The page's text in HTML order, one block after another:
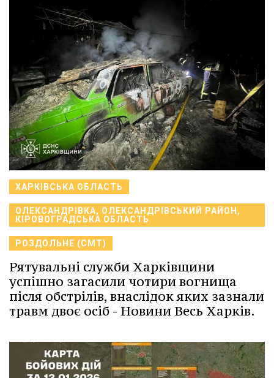
ХАРКІВСЬКА ОБЛАСТЬ
ОЛЕКСАНДРІВКА, ОЛЕКСАНДРІВСЬКИЙ РАЙОН,
КІРОВОГРАДСЬКА ОБЛАСТЬ
РОЗДОЛЬНЕ (СМТ)
Рятувальні служби Харківщини
успішно загасили чотири вогнища
після обстрілів, внаслідок яких зазнали
травм двоє осіб - Новини Весь Харків.